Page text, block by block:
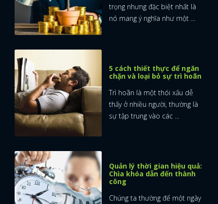
trọng nhưng đặc biệt nhất là
nó mang ý nghĩa như một ...
5 cách thiết thực để ngăn
chặn và loại bỏ sự trì hoãn
Trì hoãn là một thói xấu dễ
thấy ở nhiều người, thường là
sự tập trung vào các ...
Quản lý thời gian hiệu quả:
Chìa khóa dẫn đến thành
công
Chúng ta thường để một ngày